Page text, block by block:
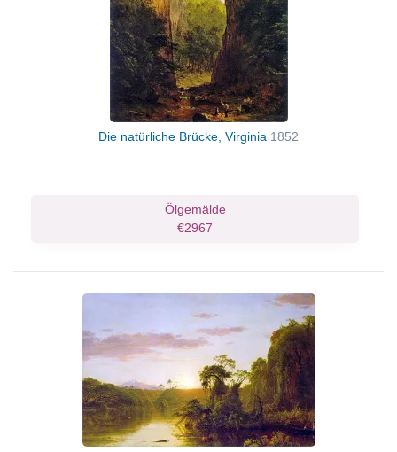
Die natürliche Brücke, Virginia 1852
Ölgemälde
€2967